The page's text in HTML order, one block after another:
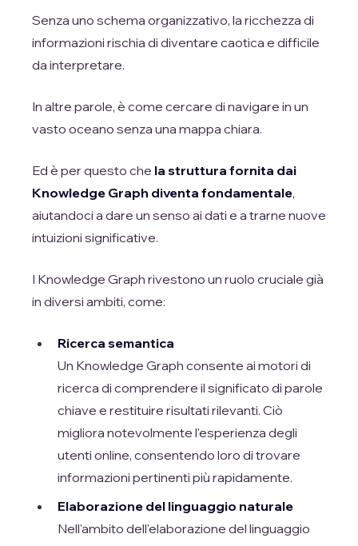
Senza uno schema organizzativo, la ricchezza di
informazioni rischia di diventare caotica e difficile
da interpretare.
In altre parole, è come cercare di navigare in un
vasto oceano senza una mappa chiara.
Ed è per questo che la struttura fornita dai
Knowledge Graph diventa fondamentale,
aiutandoci a dare un senso ai dati e a trarne nuove
intuizioni significative.
I Knowledge Graph rivestono un ruolo cruciale già
in diversi ambiti, come:
Ricerca semantica
Un Knowledge Graph consente ai motori di
ricerca di comprendere il significato di parole
chiave e restituire risultati rilevanti. Ciò
migliora notevolmente l'esperienza degli
utenti online, consentendo loro di trovare
informazioni pertinenti più rapidamente.
Elaborazione del linguaggio naturale
Nell'ambito dell'elaborazione del linguaggio